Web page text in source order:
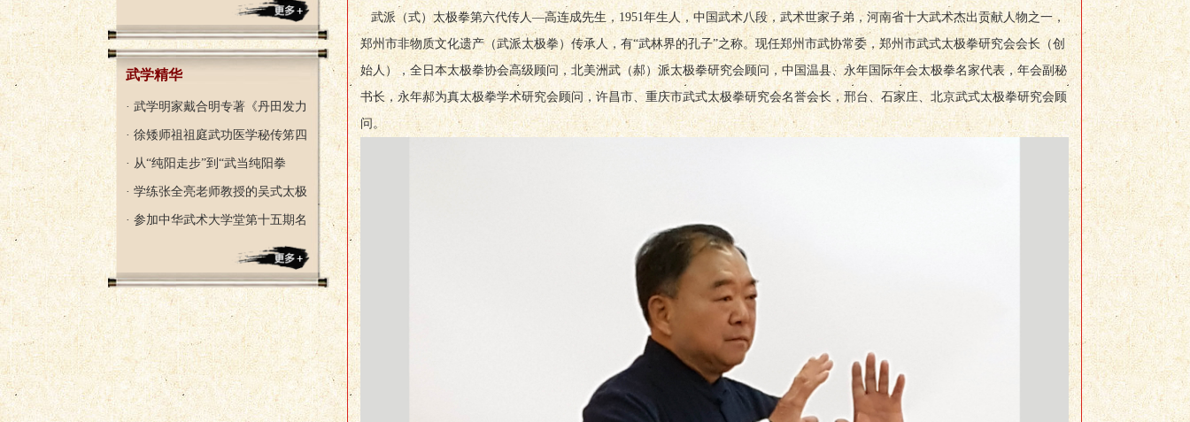
武学精华
· 武学明家戴合明专著《丹田发力
· 徐矮师祖祖庭武功医学秘传笫四
· 从“纯阳走步”到“武当纯阳拳
· 学练张全亮老师教授的吴式太极
· 参加中华武术大学堂第十五期名
武派（式）太极拳第六代传人—高连成先生，1951年生人，中国武术八段，武术世家子弟，河南省十大武术杰出贡献人物之一，
郑州市非物质文化遗产（武派太极拳）传承人，有“武林界的孔子”之称。现任郑州市武协常委，郑州市武式太极拳研究会会长（创
始人），全日本太极拳协会高级顾问，北美洲武（郝）派太极拳研究会顾问，中国温县、永年国际年会太极拳名家代表，年会副秘
书长，永年郝为真太极拳学术研究会顾问，许昌市、重庆市武式太极拳研究会名誉会长，邢台、石家庄、北京武式太极拳研究会顾
问。